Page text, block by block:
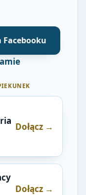
Facebooku
Dołącz →
Dołącz →